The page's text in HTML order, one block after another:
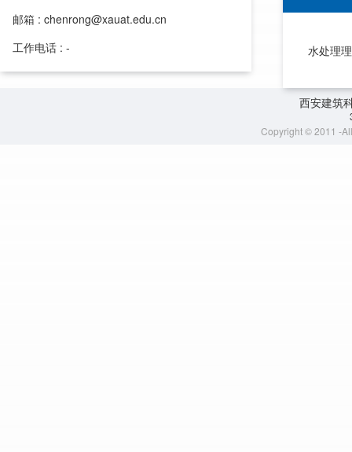
邮箱 : chenrong@xauat.edu.cn
工作电话 : -
水处理
西安建筑
Copyright © 2011 -